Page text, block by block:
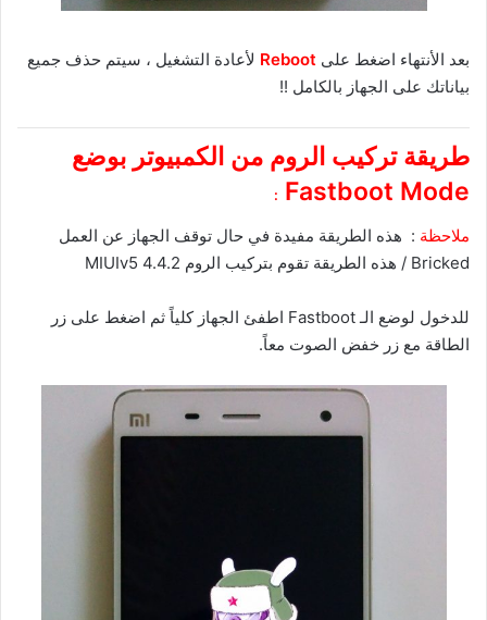
بعد الأنتهاء اضغط على Reboot لأعادة التشغيل ، سيتم حذف جميع
بياناتك على الجهاز بالكامل !!
طريقة تركيب الروم من الكمبيوتر بوضع
Fastboot Mode
:
ملاحظة : هذه الطريقة مفيدة في حال توقف الجهاز عن العمل
Bricked / هذه الطريقة تقوم بتركيب الروم MIUIv5 4.4.2
للدخول لوضع الـ Fastboot اطفئ الجهاز كلياً ثم اضغط على زر
الطاقة مع زر خفض الصوت معاً.